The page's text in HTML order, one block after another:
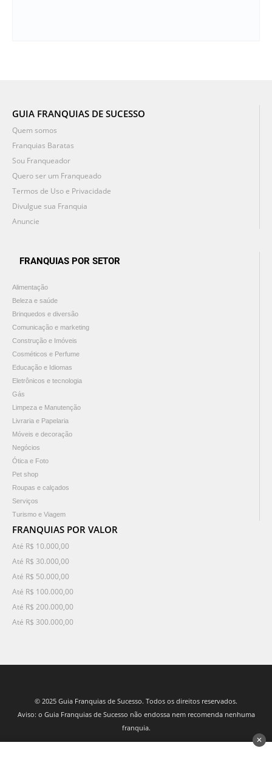
GUIA FRANQUIAS DE SUCESSO
Quem somos
Franquias Baratas
Sou Franqueador
Quero ser um Franqueado
Termos de Uso e Privacidade
Divulgue sua Franquia
Anuncie
FRANQUIAS POR SETOR
Alimentação
Beleza e saúde
Brinquedos e diversão
Comunicação e marketing
Construção e Imóveis
Cosméticos e Perfume
Educação e Idiomas
Eletrônicos e tecnologia
Gás
Limpeza e Manutenção
Livraria e Papelaria
Móveis e decoração
Negócios
Ótica e Foto
Pet shop
Roupas e calçados
Serviços
Turismo e Viagem
FRANQUIAS POR VALOR
Até R$ 10.000,00
Até R$ 30.000,00
Até R$ 50.000,00
Até R$ 100.000,00
Até R$ 200.000,00
Até R$ 300.000,00
© 2025 Guia Franquias de Sucesso. Todos os direitos reservados.
Aviso: o Guia Franquias de Sucesso não endossa nem recomenda nenhuma
franquia.
✕